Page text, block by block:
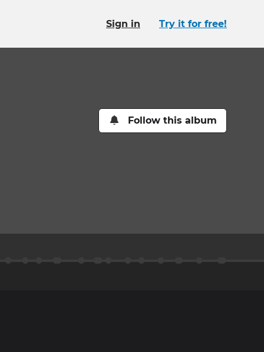
Sign in Try it for free!
Follow this album